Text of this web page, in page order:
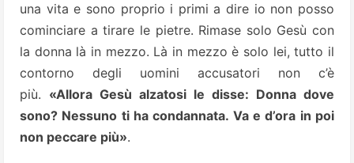
una vita e sono proprio i primi a dire io non posso
cominciare a tirare le pietre. Rimase solo Gesù con
la donna là in mezzo. Là in mezzo è solo lei, tutto il
contorno degli uomini accusatori non c’è
più. «Allora Gesù alzatosi le disse: Donna dove
sono? Nessuno ti ha condannata. Va e d’ora in poi
non peccare più».